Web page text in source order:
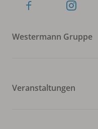
Westermann Gruppe
Veranstaltungen